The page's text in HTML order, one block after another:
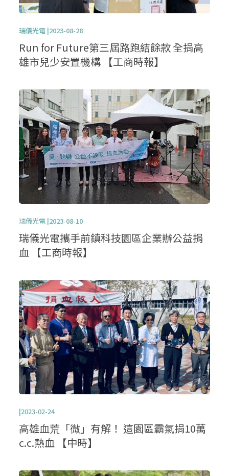
瑞儀光電 |2023-08-28
Run for Future第三屆路跑結餘款 全捐高
雄市兒少安置機構 【工商時報】
瑞儀光電 |2023-08-10
瑞儀光電攜手前鎮科技園區企業辦公益捐
血 【工商時報】
|2023-02-24
高雄血荒「微」有解！ 這園區霸氣捐10萬
c.c.熱血 【中時】